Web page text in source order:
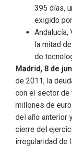
395 días,
exigido
Andalucía,
la mitad
de
Madrid, 8 de
de 2011, la
con el sector de
millones de
del año anterior
cierre del
irregularidad de